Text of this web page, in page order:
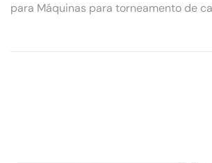
para Máquinas para torneamento de